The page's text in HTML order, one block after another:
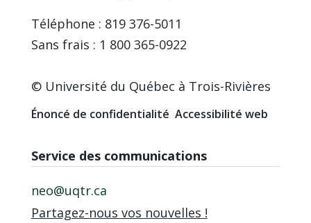
Téléphone : 819 376-5011
Sans frais : 1 800 365-0922
© Université du Québec à Trois-Rivières
Énoncé de confidentialité Accessibilité web
Service des communications
neo@uqtr.ca
Partagez-nous vos nouvelles !